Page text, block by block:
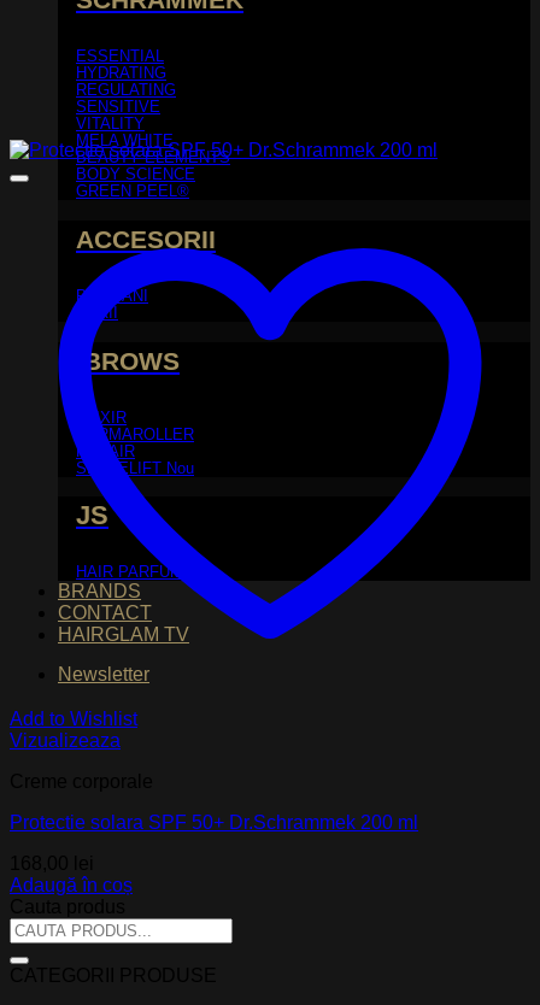
ESSENTIAL
HYDRATING
REGULATING
SENSITIVE
VITALITY
MELA WHITE
BEAUTY ELEMENTS
BODY SCIENCE
GREEN PEEL®
ACCESORII
PIEPTANI
PERII
iBROWS
ELIXIR
DERMAROLLER
REHAIR
SPACELIFT
JS
HAIR PARFUM
BRANDS
CONTACT
HAIRGLAM TV
Newsletter
Add to Wishlist
Vizualizeaza
Protectie solara SPF 50+ Dr.Schrammek 200 ml
Adaugă în coș
Caută
după: